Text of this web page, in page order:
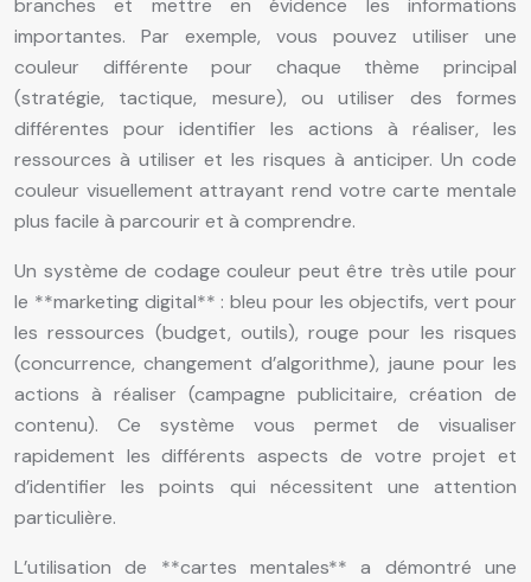
branches et mettre en évidence les informations
importantes. Par exemple, vous pouvez utiliser une
couleur différente pour chaque thème principal
(stratégie, tactique, mesure), ou utiliser des formes
différentes pour identifier les actions à réaliser, les
ressources à utiliser et les risques à anticiper. Un code
couleur visuellement attrayant rend votre carte mentale
plus facile à parcourir et à comprendre.
Un système de codage couleur peut être très utile pour
le **marketing digital** : bleu pour les objectifs, vert pour
les ressources (budget, outils), rouge pour les risques
(concurrence, changement d’algorithme), jaune pour les
actions à réaliser (campagne publicitaire, création de
contenu). Ce système vous permet de visualiser
rapidement les différents aspects de votre projet et
d’identifier les points qui nécessitent une attention
particulière.
L’utilisation de **cartes mentales** a démontré une